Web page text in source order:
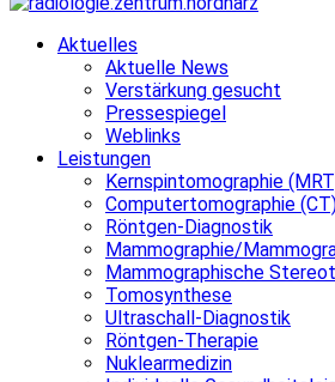
Aktuelles
Aktuelle News
Verstärkung gesucht
Pressespiegel
Weblinks
Leistungen
Kernspintomographie
Computertomographie
Röntgen-Diagnostik
Mammographie/
Mammographische
Tomosynthese
Ultraschall-Diagnostik
Röntgen-Therapie
Nuklearmedizin